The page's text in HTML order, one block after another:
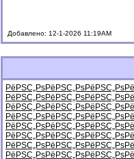
Добавлено: 12-1-2026 11:19AM
РёРЅС„РѕРёРЅС„РѕРёРЅС„Рѕ
РёРЅС„РѕРёРЅС„РѕРёРЅС„Рѕ
РёРЅС„РѕРёРЅС„РѕРёРЅС„Рѕ
РёРЅС„РѕРёРЅС„РѕРёРЅС„Рѕ
РёРЅС„РѕРёРЅС„РѕРёРЅС„Рѕ
РёРЅС„РѕРёРЅС„РѕРёРЅС„Рѕ
РёРЅС„РѕРёРЅС„РѕРёРЅС„Рѕ
РёРЅС„РѕРёРЅС„РѕРёРЅС„Рѕ